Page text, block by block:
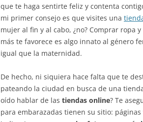
que te haga sentirte feliz y contenta
mi primer consejo es que visites una
mujer al fin y al cabo, ¿no? Comprar ropa
más te favorece es algo innato al género
igual que la maternidad.
De hecho, ni siquiera hace falta que te
pateando la ciudad en busca de una
oído hablar de las tiendas online? Te
para embarazadas tienen su sitio: